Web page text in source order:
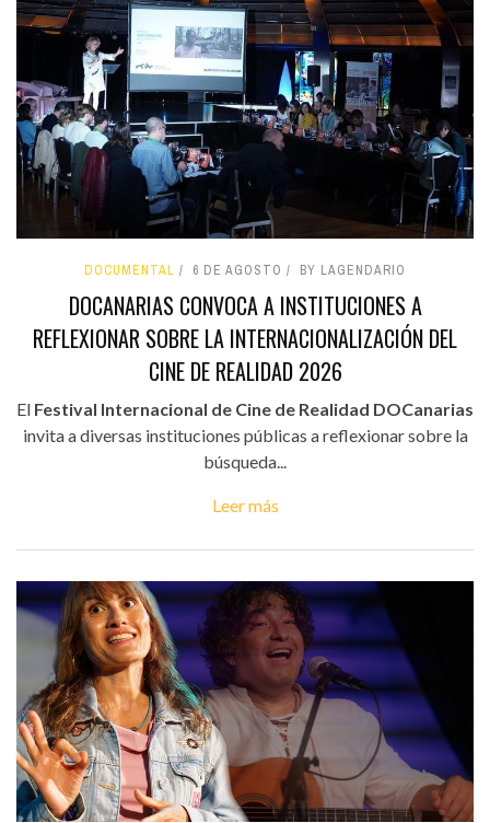
DOCUMENTAL 6 DE AGOSTO BY LAGENDARIO
DOCANARIAS CONVOCA A INSTITUCIONES A
REFLEXIONAR SOBRE LA INTERNACIONALIZACIÓN DEL
CINE DE REALIDAD 2026
El Festival Internacional de Cine de Realidad DOCanarias
invita a diversas instituciones públicas a reflexionar sobre la
búsqueda...
Leer más